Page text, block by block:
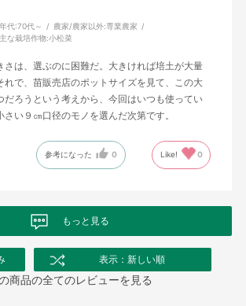
年代:70代～ 農家/農家以外:専業農家
主な栽培作物:小松菜
さは、選ぶのに困難だ。大きければ培土が大量
れで、苗販売店のポットサイズを見て、この大
だろうという考えから、今回はいつも使ってい
い９㎝口径のモノを選んだ次第です。
参考になった 0 Like! 0
もっと見る
表示：新しい順
商品の全てのレビューを見る